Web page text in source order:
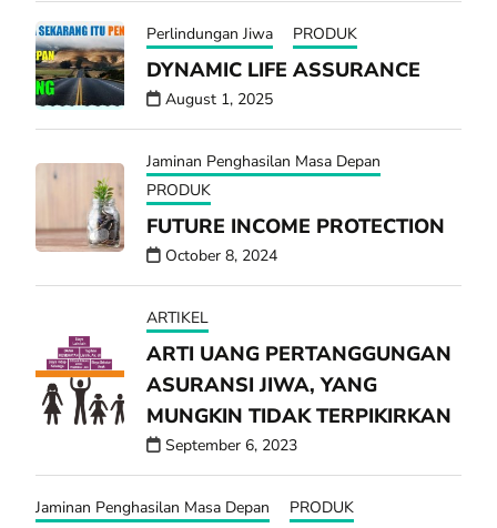
Perlindungan Jiwa PRODUK
DYNAMIC LIFE ASSURANCE
August 1, 2025
Jaminan Penghasilan Masa Depan
PRODUK
FUTURE INCOME PROTECTION
October 8, 2024
ARTIKEL
ARTI UANG PERTANGGUNGAN
ASURANSI JIWA, YANG
MUNGKIN TIDAK TERPIKIRKAN
September 6, 2023
Jaminan Penghasilan Masa Depan PRODUK